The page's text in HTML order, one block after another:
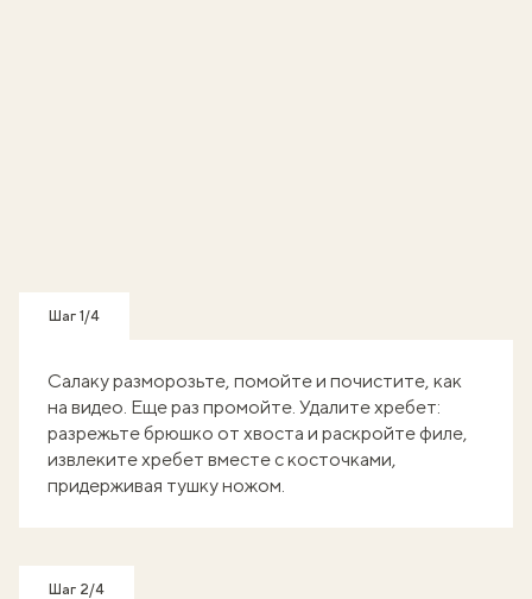
Шаг 1/4
Салаку разморозьте, помойте и почистите, как
на видео. Еще раз промойте. Удалите хребет:
разрежьте брюшко от хвоста и раскройте филе,
извлеките хребет вместе с косточками,
придерживая тушку ножом.
Шаг 2/4